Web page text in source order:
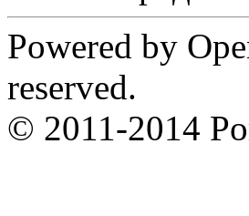
Powered by
reserved.
© 2011-2014